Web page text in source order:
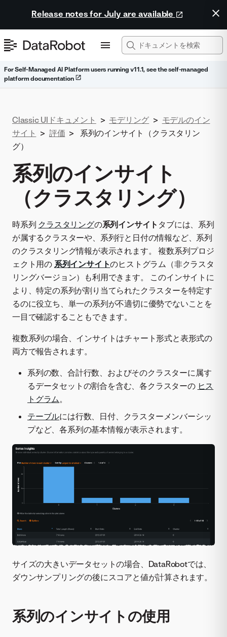
Release notes for July are available
For Self-Managed AI Platform users running v11.1, see the self-managed
platform documentation
Classic UIドキュメント > モデリング > モデルのイン
サイト > 評価 >
系列のインサイト（クラスタリン
グ）
系列のインサイト
（クラスタリング）
時系列 クラスタリングの系列インサイト タブには、系列
が属するクラスターや、系列行と日付の情報など、系列
のクラスタリング情報が表示されます。 複数系列プロジ
ェクト用の 系列インサイトのヒストグラム（非クラスタ
リングバージョン）も利用できます。 このインサイトに
より、特定の系列が割り当てられたクラスターを特定す
るのに役立ち、単一の系列が不適切に優勢でないことを
一目で確認することもできます。
複数系列の場合、インサイトはチャート形式と表形式の
両方で報告されます。
系列の数、合計行数、およびそのクラスターに属す
るデータセットの割合を含む、各クラスターの ヒス
トグラム。
テーブルには行数、日付、クラスターメンバーシッ
プなど、各系列の基本情報が表示されます。
サイズの大きいデータセットの場合、DataRobotでは、
ダウンサンプリングの後にスコアと値が計算されます。
系列のインサイトの使用